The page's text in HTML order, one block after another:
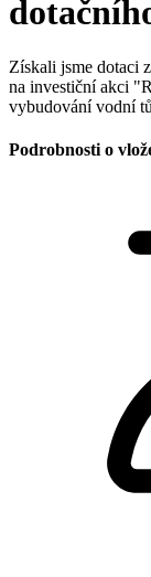
Získali jsme dotaci
na investiční akci
vybudování vodní
Podrobnosti o